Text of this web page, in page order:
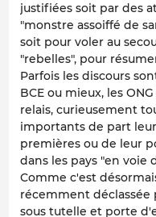
justifiées soit par des
"monstre assoiffé de
soit pour voler au
"rebelles", pour
Parfois les discours
BCE ou mieux, les
relais, curieusement
importants de part
premières ou de leur
dans les pays "en voie
Comme c'est
récemment déclassée
sous tutelle et porte